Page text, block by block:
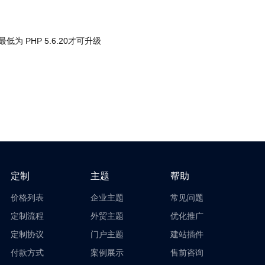
低为 PHP 5.6.20才可升级
定制
价格列表
定制流程
定制协议
付款方式
主题
企业主题
外贸主题
门户主题
案例展示
帮助
常见问题
优化推广
建站插件
售前咨询